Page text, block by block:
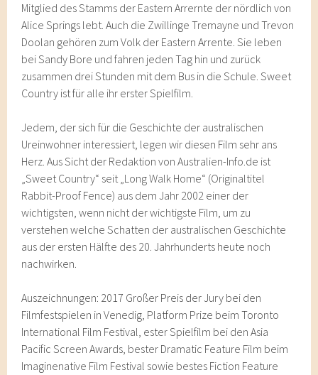
Mitglied des Stamms der Eastern Arrernte der nördlich von
Alice Springs lebt. Auch die Zwillinge Tremayne und Trevon
Doolan gehören zum Volk der Eastern Arrente. Sie leben
bei Sandy Bore und fahren jeden Tag hin und zurück
zusammen drei Stunden mit dem Bus in die Schule. Sweet
Country ist für alle ihr erster Spielfilm.
Jedem, der sich für die Geschichte der australischen
Ureinwohner interessiert, legen wir diesen Film sehr ans
Herz. Aus Sicht der Redaktion von Australien-Info.de ist
„Sweet Country“ seit „Long Walk Home“ (Originaltitel
Rabbit-Proof Fence) aus dem Jahr 2002 einer der
wichtigsten, wenn nicht der wichtigste Film, um zu
verstehen welche Schatten der australischen Geschichte
aus der ersten Hälfte des 20. Jahrhunderts heute noch
nachwirken.
Auszeichnungen: 2017 Großer Preis der Jury bei den
Filmfestspielen in Venedig, Platform Prize beim Toronto
International Film Festival, ester Spielfilm bei den Asia
Pacific Screen Awards, bester Dramatic Feature Film beim
Imaginenative Film Festival sowie bestes Fiction Feature